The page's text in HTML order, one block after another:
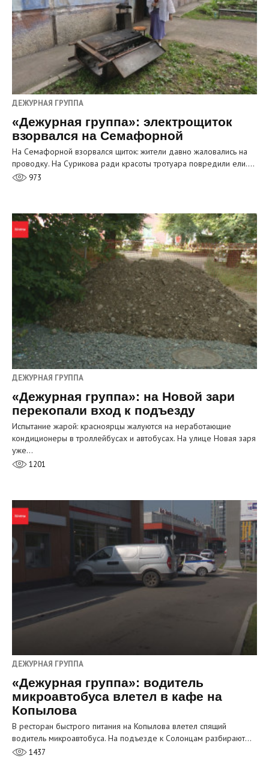
ДЕЖУРНАЯ ГРУППА
«Дежурная группа»: электрощиток
взорвался на Семафорной
На Семафорной взорвался щиток: жители давно жаловались на
проводку. На Сурикова ради красоты тротуара повредили ели.…
973
ДЕЖУРНАЯ ГРУППА
«Дежурная группа»: на Новой зари
перекопали вход к подъезду
Испытание жарой: красноярцы жалуются на неработающие
кондиционеры в троллейбусах и автобусах. На улице Новая заря
уже…
1201
ДЕЖУРНАЯ ГРУППА
«Дежурная группа»: водитель
микроавтобуса влетел в кафе на
Копылова
В ресторан быстрого питания на Копылова влетел спящий
водитель микроавтобуса. На подъезде к Солонцам разбирают…
1437